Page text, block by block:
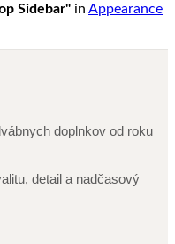
Sidebar" in Appearance
doplnkov od roku
detail a nadčasový